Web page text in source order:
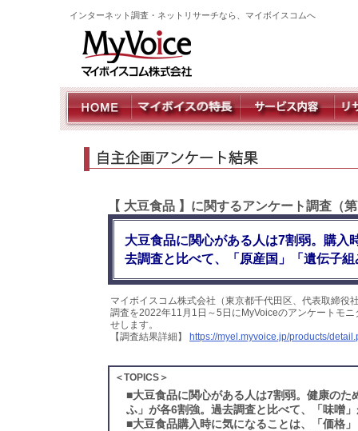
インターネット調査・ネットリサーチなら、マイボイスコムへ
【 大豆食品 】に関するアンケート調査（
大豆食品に関心がある人は7割弱。購入
去調査と比べて、「原産国」「遺伝子
マイボイスコム株式会社（東京都千代田区、代表取締
調査を2022年11月1日～5日にMyVoiceのアンケートモ
せします。
【調査結果詳細】
https://myel.myvoice.jp/products/
＜TOPICS＞
■大豆食品に関心がある人は7割弱。健康の
ふ」が各6割強。過去調査と比べて、「味噌
■大豆食品購入時に気になることは、「価格